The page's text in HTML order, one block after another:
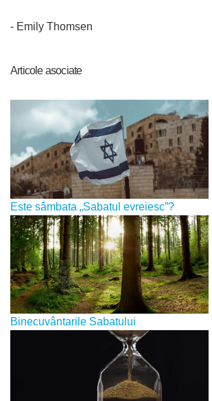
- Emily Thomsen
Articole asociate
Este sâmbata „Sabatul evreiesc”?
Binecuvântarile Sabatului